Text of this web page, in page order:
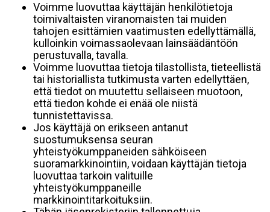
Voimme luovuttaa käyttäjän henkilötietoja
toimivaltaisten viranomaisten tai muiden
tahojen esittämien vaatimusten edellyttämällä,
kulloinkin voimassaolevaan lainsäädäntöön
perustuvalla, tavalla.
Voimme luovuttaa tietoja tilastollista, tieteellistä
tai historiallista tutkimusta varten edellyttäen,
että tiedot on muutettu sellaiseen muotoon,
että tiedon kohde ei enää ole niistä
tunnistettavissa.
Jos käyttäjä on erikseen antanut
suostumuksensa seuran
yhteistyökumppaneiden sähköiseen
suoramarkkinointiin, voidaan käyttäjän tietoja
luovuttaa tarkoin valituille
yhteistyökumppaneille
markkinointitarkoituksiin.